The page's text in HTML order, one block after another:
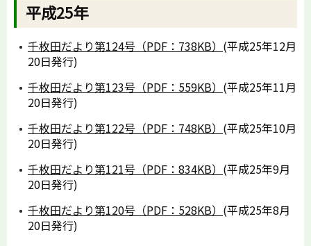
平成25年
千枚田だより第124号（PDF：738KB） (平成25年12月
20日発行)
千枚田だより第123号（PDF：559KB） (平成25年11月
20日発行)
千枚田だより第122号（PDF：748KB） (平成25年10月
20日発行)
千枚田だより第121号（PDF：834KB） (平成25年9月
20日発行)
千枚田だより第120号（PDF：528KB） (平成25年8月
20日発行)